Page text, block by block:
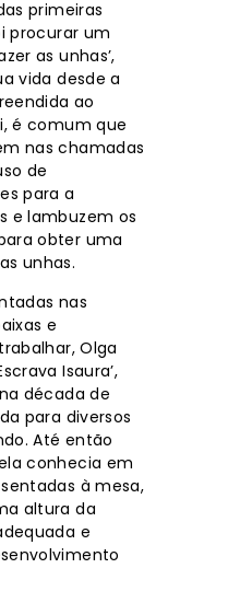
primeiras
procurar um
as unhas’,
vida desde a
ao
é comum que
nas chamadas
de
para a
e lambuzem os
obter uma
unhas.
nas
e
Olga
Isaura’,
década de
para diversos
Até então
conhecia em
à mesa,
altura da
e